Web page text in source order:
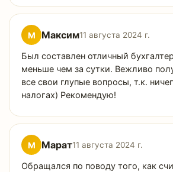
М Максим11 августа 2024 г.
Был составлен отличный
меньше чем за сутки. Вежливо
все свои глупые вопросы, т.к.
налогах) Рекомендую!
М Марат11 августа 2024 г.
Обращался по поводу того, как